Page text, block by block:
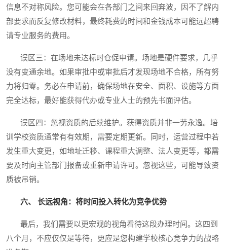
信息不对称风险。您可能会在各部门之间来回奔波，因不了解内
部要求而反复修改材料，最终耗费的时间和金钱成本可能远超聘
请专业服务的费用。
误区三：在场地未达标时仓促申请。场地是硬件要求，几乎
没有变通余地。如果审批中或审批后才发现场地不合格，所有努
力将归零。务必在申请前，确保场地在安全、面积、设施等方面
完全达标，最好能获得代办或专业人士的预先书面评估。
误区四：忽视资质的后续维护。获得资质并非一劳永逸。培
训学校资质通常有有效期，需要定期更新。同时，运营过程中若
发生重大变更，如地址迁移、课程重大调整、法人变更等，都需
要及时向主管部门报备或重新申请许可。忽视这些，可能导致资
质被吊销。
六、 长远视角：将时间投入转化为竞争优势
最后，我们需要以更宏观的视角看待这段办理时间。这四到
八个月，不应仅仅是等待，更应是您构建学校核心竞争力的战略